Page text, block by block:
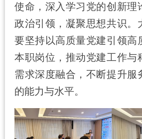
使命，深入学习党的创新理
政治引领，凝聚思想共识。
要坚持以高质量党建引领高
本职岗位，推动党建工作与
需求深度融合，不断提升服
的能力与水平。